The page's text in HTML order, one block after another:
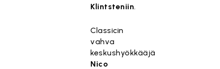
Klintsteniin.
Classicin
vahva
keskushyökkääjä
Nico